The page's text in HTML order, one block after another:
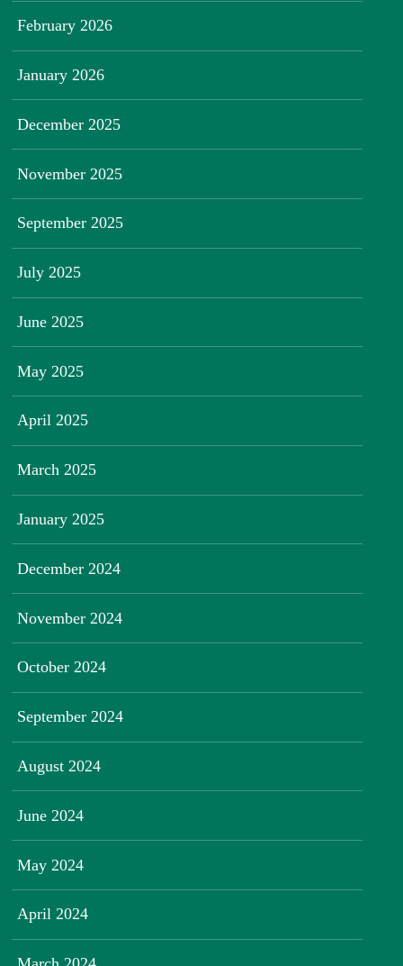
February 2026
January 2026
December 2025
November 2025
September 2025
July 2025
June 2025
May 2025
April 2025
March 2025
January 2025
December 2024
November 2024
October 2024
September 2024
August 2024
June 2024
May 2024
April 2024